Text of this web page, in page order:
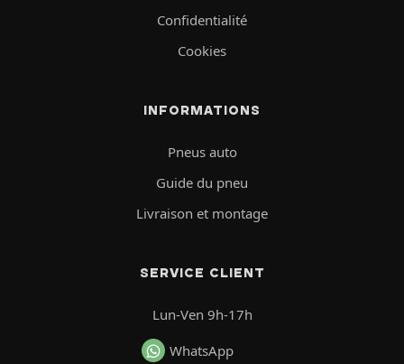
Confidentialité
Cookies
INFORMATIONS
Pneus auto
Guide du pneu
Livraison et montage
SERVICE CLIENT
Lun-Ven 9h-17h
WhatsApp